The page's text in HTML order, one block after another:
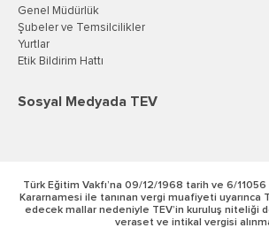
Genel Müdürlük
Şubeler ve Temsilcilikler
Yurtlar
Etik Bildirim Hattı
Sosyal Medyada TEV
Türk Eğitim Vakfı’na 09/12/1968 tarih ve 6/11056
Kararnamesi ile tanınan vergi muafiyeti uyarınca
edecek mallar nedeniyle TEV’in kuruluş niteliği
veraset ve intikal vergisi